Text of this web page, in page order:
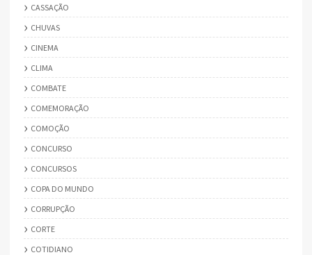
CASSAÇÃO
CHUVAS
CINEMA
CLIMA
COMBATE
COMEMORAÇÃO
COMOÇÃO
CONCURSO
CONCURSOS
COPA DO MUNDO
CORRUPÇÃO
CORTE
COTIDIANO